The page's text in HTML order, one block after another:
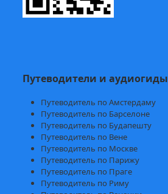
Путеводители и аудиогиды
Путеводитель по Амстердаму
Путеводитель по Барселоне
Путеводитель по Будапешту
Путеводитель по Вене
Путеводитель по Москве
Путеводитель по Парижу
Путеводитель по Праге
Путеводитель по Риму